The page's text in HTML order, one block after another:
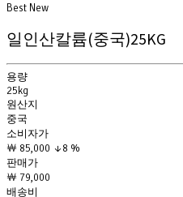
Best New
일인산칼륨(중국)25KG
용량
25kg
원산지
중국
소비자가
￦ 85,000 ↓8 %
판매가
￦ 79,000
배송비